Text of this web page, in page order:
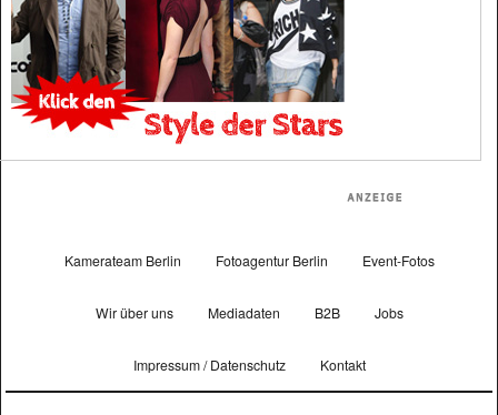
Kamerateam Berlin Fotoagentur Berlin Event-Fotos
Wir über uns Mediadaten B2B Jobs
Impressum / Datenschutz Kontakt